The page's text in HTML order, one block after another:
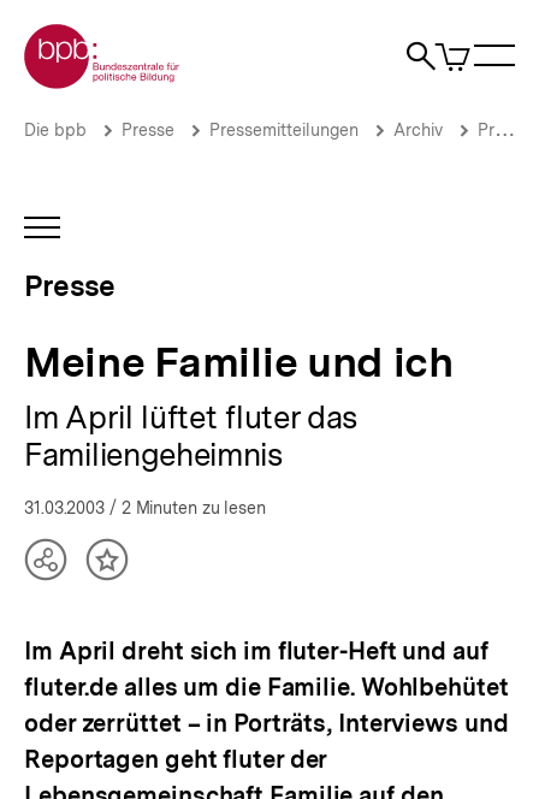
zum
Seiteninhalt
springen
Zur Startseite der bpb
Suche
Artikel
im
Meine
Presse
bpb.de
Brotkrümelnavigation
Pfadnavigation
Die bpb Presse Pressemitteilungen Archiv Pressemitteilungen 2003
INHALTSNAVIGATION
Presse
Meine Familie und ich
Im April lüftet fluter das
Familiengeheimnis
31.03.2003 / 2 Minuten zu lesen
TeilenInhalt
Im April dreht sich im fluter-Heft und auf
fluter.de alles um die Familie. Wohlbehütet
oder zerrüttet – in Porträts, Interviews und
Reportagen geht fluter der